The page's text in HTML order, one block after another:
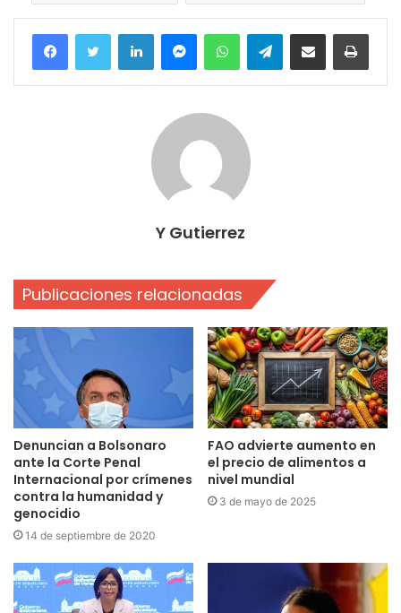
FacebookTwitter LinkedInMessengerWhatsAppTelegramCompartir por correo electrónico
Y Gutierrez
Publicaciones relacionadas
Denuncian a Bolsonaro
ante la Corte Penal
Internacional por crímenes
contra la humanidad y
genocidio
14 de septiembre de 2020
FAO advierte aumento en
el precio de alimentos a
nivel mundial
3 de mayo de 2025